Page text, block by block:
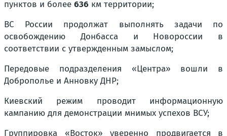
пунктов и более 636 км территории;
ВС России продолжат выполнять задачи по
освобождению Донбасса и Новороссии в
соответствии с утвержденным замыслом;
Передовые подразделения «Центра» вошли в
Доброполье и Анновку ДНР;
Киевский режим проводит информационную
кампанию для демонстрации мнимых успехов ВСУ;
Группировка «Восток» уверенно продвигается в